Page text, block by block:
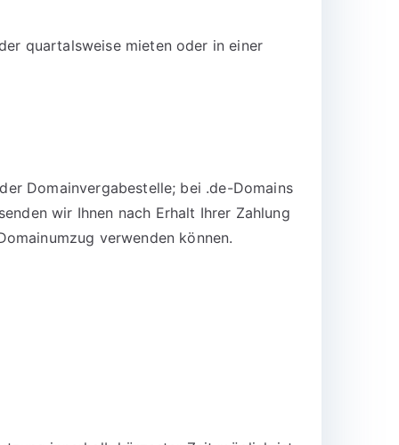
quartalsweise mieten oder in einer
Domainvergabestelle; bei .de-Domains
wir Ihnen nach Erhalt Ihrer Zahlung
verwenden können.